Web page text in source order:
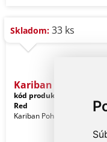
Skladom: 33 ks
Kariban Men's
kód produktu:
Red
Kariban Pohlavie: Muži